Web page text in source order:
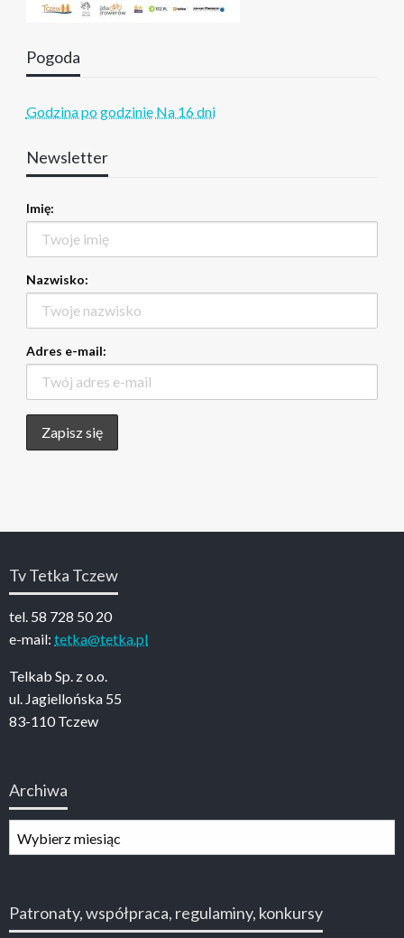
Pogoda
Godzina po godzinie Na 16 dni
Newsletter
Imię:
Nazwisko:
Adres e-mail:
Tv Tetka Tczew
tel. 58 728 50 20
e-mail: tetka@tetka.pl
Telkab Sp. z o.o.
ul. Jagiellońska 55
83-110 Tczew
Archiwa
Patronaty, współpraca, regulaminy, konkursy